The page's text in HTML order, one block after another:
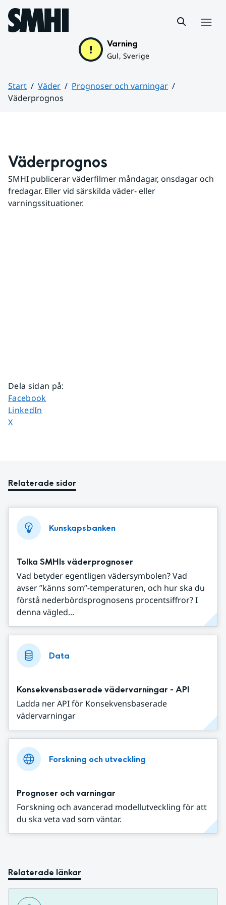
Hoppa till sidans innehåll
Varning
Gul, Sverige
Start Väder
Prognoser och varningar
Väderprognos
Väderprognos
SMHI publicerar väderfilmer måndagar, onsdagar och
fredagar. Eller vid särskilda väder- eller
varningssituationer.
Dela sidan på:
Dela sidan på
Facebook
Dela sidan på
LinkedIn
Dela sidan på
X
Relaterade sidor
Kunskapsbanken
Tolka SMHIs väderprognoser
Vad betyder egentligen vädersymbolen? Vad
avser ”känns som”-temperaturen, och hur ska du
förstå nederbördsprognosens procentsiffror? I
denna vägled...
Data
Konsekvensbaserade vädervarningar - API
Ladda ner API för Konsekvensbaserade
vädervarningar
Forskning och utveckling
Prognoser och varningar
Forskning och avancerad modellutveckling för att
du ska veta vad som väntar.
Relaterade länkar